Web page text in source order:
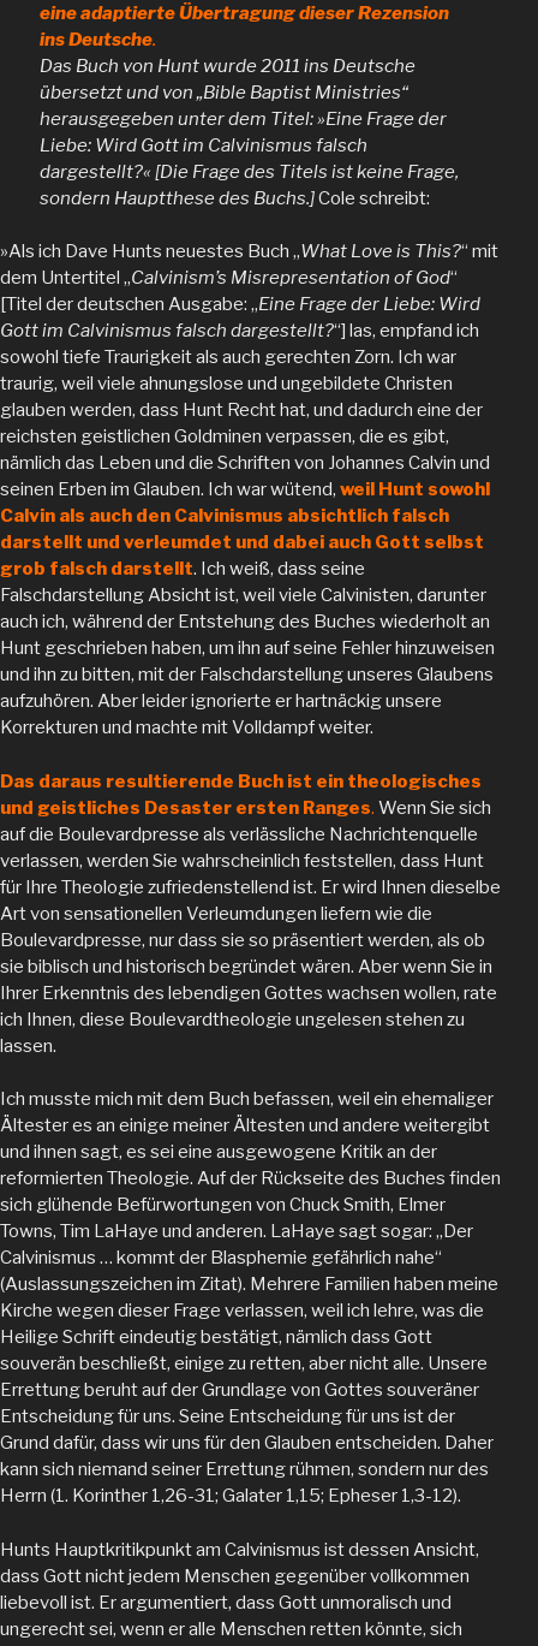
eine adaptierte Übertragung dieser Rezension
ins Deutsche.
Das Buch von Hunt wurde 2011 ins Deutsche
übersetzt und von „Bible Baptist Ministries“
herausgegeben unter dem Titel: »Eine Frage der
Liebe: Wird Gott im Calvinismus falsch
dargestellt?« [Die Frage des Titels ist keine Frage,
sondern Hauptthese des Buchs.]Cole schreibt:
»Als ich Dave Hunts neuestes Buch „What Love is This?“ mit
dem Untertitel „Calvinism’s Misrepresentation of God“
[Titel der deutschen Ausgabe: „Eine Frage der Liebe: Wird
Gott im Calvinismus falsch dargestellt?“] las, empfand ich
sowohl tiefe Traurigkeit als auch gerechten Zorn. Ich war
traurig, weil viele ahnungslose und ungebildete Christen
glauben werden, dass Hunt Recht hat, und dadurch eine der
reichsten geistlichen Goldminen verpassen, die es gibt,
nämlich das Leben und die Schriften von Johannes Calvin und
seinen Erben im Glauben. Ich war wütend, weil Hunt sowohl
Calvin als auch den Calvinismus absichtlich falsch
darstellt und verleumdet und dabei auch Gott selbst
grob falsch darstellt. Ich weiß, dass seine
Falschdarstellung Absicht ist, weil viele Calvinisten, darunter
auch ich, während der Entstehung des Buches wiederholt an
Hunt geschrieben haben, um ihn auf seine Fehler hinzuweisen
und ihn zu bitten, mit der Falschdarstellung unseres Glaubens
aufzuhören. Aber leider ignorierte er hartnäckig unsere
Korrekturen und machte mit Volldampf weiter.
Das daraus resultierende Buch ist ein theologisches
und geistliches Desaster ersten Ranges. Wenn Sie sich
auf die Boulevardpresse als verlässliche Nachrichtenquelle
verlassen, werden Sie wahrscheinlich feststellen, dass Hunt
für Ihre Theologie zufriedenstellend ist. Er wird Ihnen dieselbe
Art von sensationellen Verleumdungen liefern wie die
Boulevardpresse, nur dass sie so präsentiert werden, als ob
sie biblisch und historisch begründet wären. Aber wenn Sie in
Ihrer Erkenntnis des lebendigen Gottes wachsen wollen, rate
ich Ihnen, diese Boulevardtheologie ungelesen stehen zu
lassen.
Ich musste mich mit dem Buch befassen, weil ein ehemaliger
Ältester es an einige meiner Ältesten und andere weitergibt
und ihnen sagt, es sei eine ausgewogene Kritik an der
reformierten Theologie. Auf der Rückseite des Buches finden
sich glühende Befürwortungen von Chuck Smith, Elmer
Towns, Tim LaHaye und anderen. LaHaye sagt sogar: „Der
Calvinismus … kommt der Blasphemie gefährlich nahe“
(Auslassungszeichen im Zitat). Mehrere Familien haben meine
Kirche wegen dieser Frage verlassen, weil ich lehre, was die
Heilige Schrift eindeutig bestätigt, nämlich dass Gott
souverän beschließt, einige zu retten, aber nicht alle. Unsere
Errettung beruht auf der Grundlage von Gottes souveräner
Entscheidung für uns. Seine Entscheidung für uns ist der
Grund dafür, dass wir uns für den Glauben entscheiden. Daher
kann sich niemand seiner Errettung rühmen, sondern nur des
Herrn (1. Korinther 1,26-31; Galater 1,15; Epheser 1,3-12).
Hunts Hauptkritikpunkt am Calvinismus ist dessen Ansicht,
dass Gott nicht jedem Menschen gegenüber vollkommen
liebevoll ist. Er argumentiert, dass Gott unmoralisch und
ungerecht sei, wenn er alle Menschen retten könnte, sich